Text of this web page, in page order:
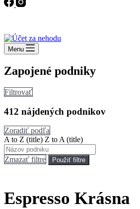
Menu
Zapojené podniky
Filtrovať
412 nájdených podnikov
Zoradiť podľa
A to Z (title) Z to A (title)
Zmazať filtre Použiť filtre
Espresso Krásna